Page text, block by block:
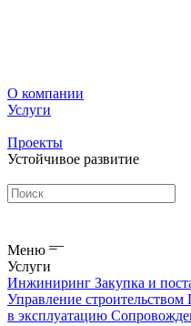
О компании
Услуги
Проекты
Устойчивое развитие
Меню
Услуги
Инжиниринг Закупка и
Управление строительством
в эксплуатацию